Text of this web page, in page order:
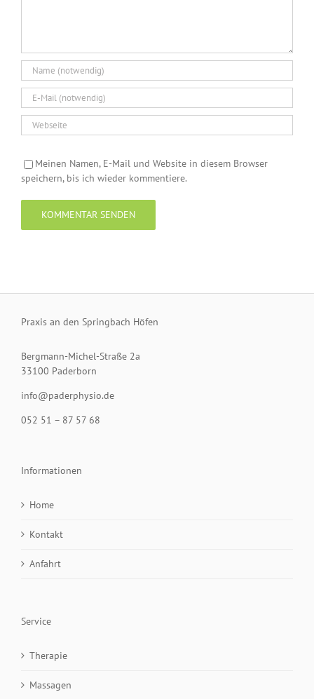
Meinen Namen, E-Mail und Website in diesem Browser
speichern, bis ich wieder kommentiere.
Praxis an den Springbach Höfen
Bergmann-Michel-Straße 2a
33100 Paderborn
info@paderphysio.de
052 51 – 87 57 68
Informationen
Home
Kontakt
Anfahrt
Service
Therapie
Massagen